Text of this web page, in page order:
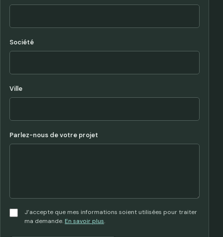
Société
Ville
Parlez-nous de votre projet
J’accepte que mes informations soient utilisées pour traiter
ma demande. En savoir plus.